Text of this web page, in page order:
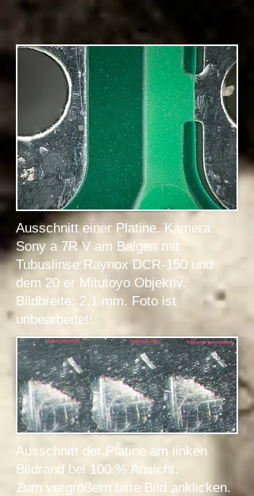
Ausschnitt einer Platine. Kamera
Sony a 7R V am Balgen mit
Tubuslinse Raynox DCR-150 und
dem 20 er Mitutoyo Objektiv.
Bildbreite: 2,1 mm. Foto ist
unbearbeitet!
Ausschnitt der Platine am linken
Bildrand bei 100 % Ansicht.
Zum vergrößern bitte Bild anklicken.